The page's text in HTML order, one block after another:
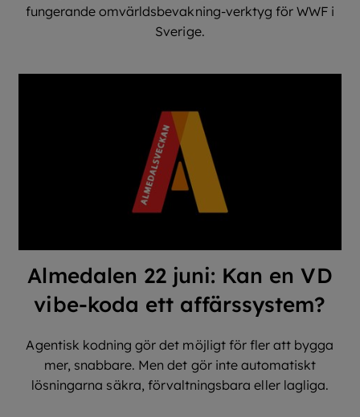
fungerande omvärldsbevakning-verktyg för WWF i
Sverige.
Almedalen 22 juni: Kan en VD
vibe-koda ett affärssystem?
Agentisk kodning gör det möjligt för fler att bygga
mer, snabbare. Men det gör inte automatiskt
lösningarna säkra, förvaltningsbara eller lagliga.